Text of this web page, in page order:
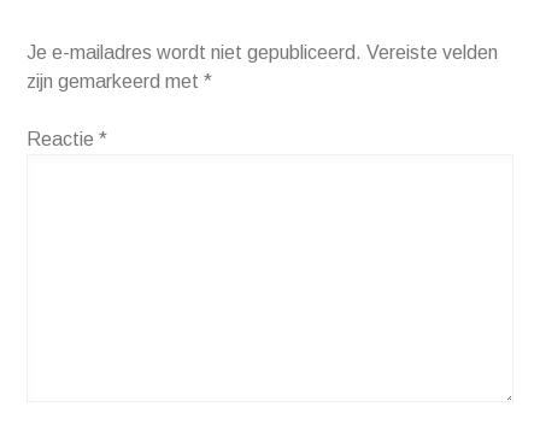
Je e-mailadres wordt niet gepubliceerd. Vereiste velden
zijn gemarkeerd met*
Reactie*